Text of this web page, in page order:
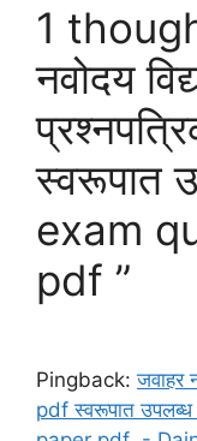
1
नवोदय
स्वरूपात
exam
pdf ”
Pingback:जवाहर
pdf स्वरूपात